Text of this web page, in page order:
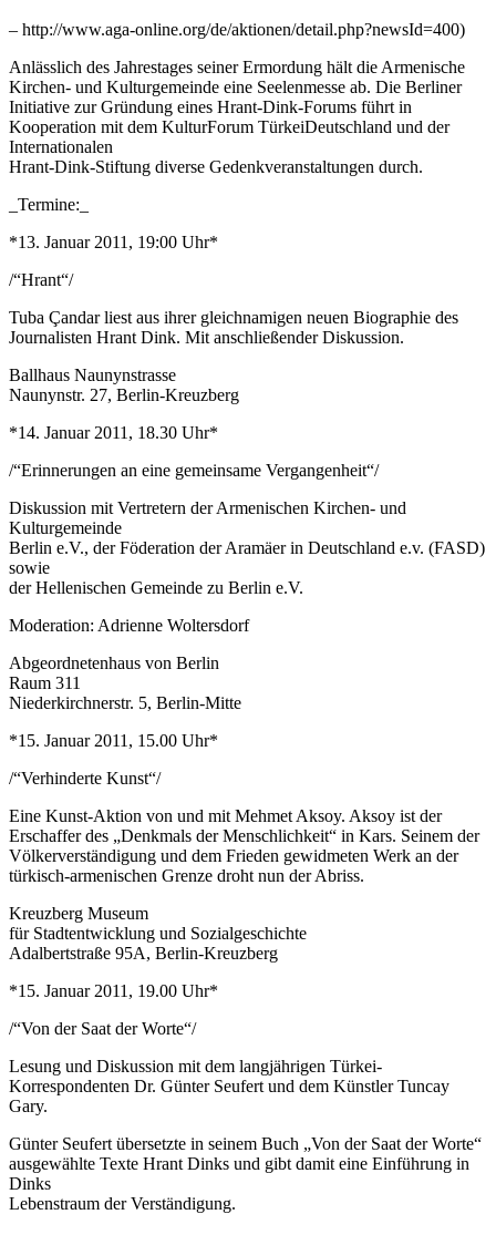
– http://www.aga-online.org/de/aktionen/detail.php?newsId=400)
Anlässlich des Jahrestages seiner Ermordung hält die Armenische
Kirchen- und Kulturgemeinde eine Seelenmesse ab. Die Berliner
Initiative zur Gründung eines Hrant-Dink-Forums führt in
Kooperation mit dem KulturForum TürkeiDeutschland und der
Internationalen
Hrant-Dink-Stiftung diverse Gedenkveranstaltungen durch.
_Termine:_
*13. Januar 2011, 19:00 Uhr*
/“Hrant“/
Tuba Çandar liest aus ihrer gleichnamigen neuen Biographie des
Journalisten Hrant Dink. Mit anschließender Diskussion.
Ballhaus Naunynstrasse
Naunynstr. 27, Berlin-Kreuzberg
*14. Januar 2011, 18.30 Uhr*
/“Erinnerungen an eine gemeinsame Vergangenheit“/
Diskussion mit Vertretern der Armenischen Kirchen- und
Kulturgemeinde
Berlin e.V., der Föderation der Aramäer in Deutschland e.v. (FASD)
sowie
der Hellenischen Gemeinde zu Berlin e.V.
Moderation: Adrienne Woltersdorf
Abgeordnetenhaus von Berlin
Raum 311
Niederkirchnerstr. 5, Berlin-Mitte
*15. Januar 2011, 15.00 Uhr*
/“Verhinderte Kunst“/
Eine Kunst-Aktion von und mit Mehmet Aksoy. Aksoy ist der
Erschaffer des „Denkmals der Menschlichkeit“ in Kars. Seinem der
Völkerverständigung und dem Frieden gewidmeten Werk an der
türkisch-armenischen Grenze droht nun der Abriss.
Kreuzberg Museum
für Stadtentwicklung und Sozialgeschichte
Adalbertstraße 95A, Berlin-Kreuzberg
*15. Januar 2011, 19.00 Uhr*
/“Von der Saat der Worte“/
Lesung und Diskussion mit dem langjährigen Türkei-
Korrespondenten Dr. Günter Seufert und dem Künstler Tuncay
Gary.
Günter Seufert übersetzte in seinem Buch „Von der Saat der Worte“
ausgewählte Texte Hrant Dinks und gibt damit eine Einführung in
Dinks
Lebenstraum der Verständigung.